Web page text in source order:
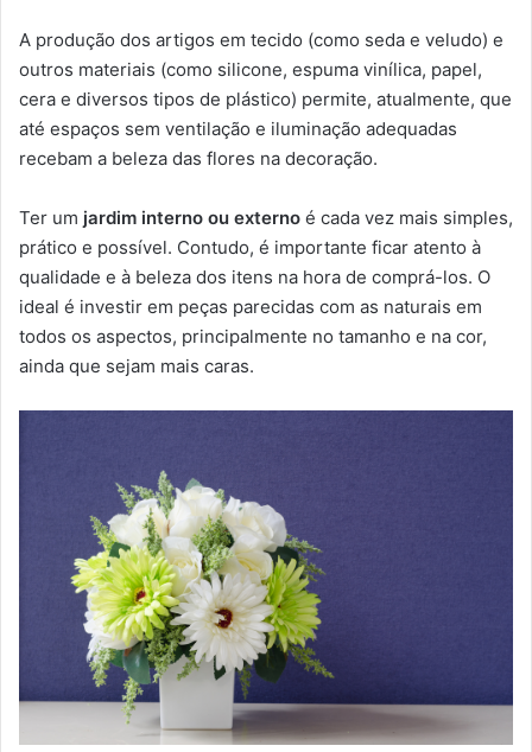
A produção dos artigos em tecido (como seda e veludo) e
outros materiais (como silicone, espuma vinílica, papel,
cera e diversos tipos de plástico) permite, atualmente, que
até espaços sem ventilação e iluminação adequadas
recebam a beleza das flores na decoração.
Ter um jardim interno ou externo é cada vez mais simples,
prático e possível. Contudo, é importante ficar atento à
qualidade e à beleza dos itens na hora de comprá-los. O
ideal é investir em peças parecidas com as naturais em
todos os aspectos, principalmente no tamanho e na cor,
ainda que sejam mais caras.